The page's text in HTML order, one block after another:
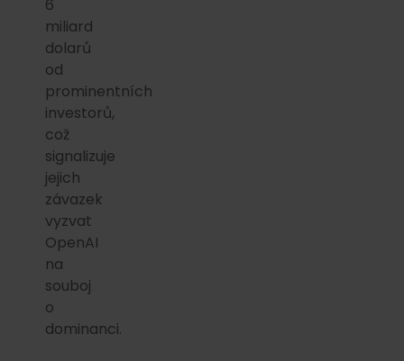
6
miliard
dolarů
od
prominentních
investorů,
což
signalizuje
jejich
závazek
vyzvat
OpenAI
na
souboj
o
dominanci.